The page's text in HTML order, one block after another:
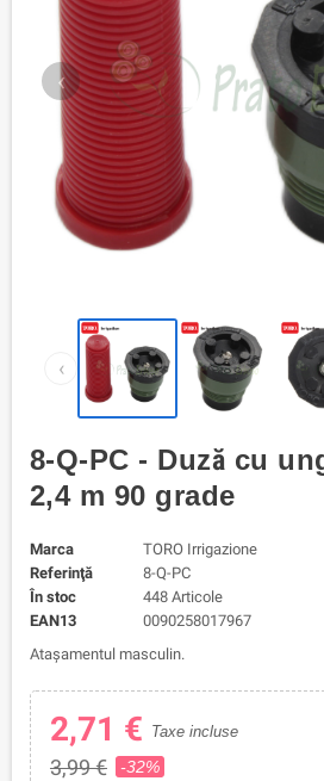
‹
‹
8-Q-PC - Duză cu
2,4 m 90 grade
Marca
TORO Irrigazione
Referinţă
8-Q-PC
În stoc
448 Articole
EAN13
0090258017967
Atașamentul masculin.
2,71 € Taxe incluse
3,99 € -32%